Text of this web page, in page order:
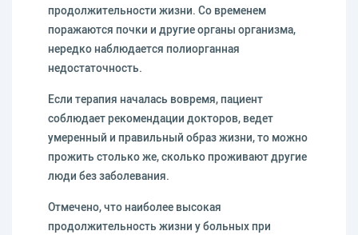
продолжительности жизни. Со временем
поражаются почки и другие органы организма,
нередко наблюдается полиорганная
недостаточность.
Если терапия началась вовремя, пациент
соблюдает рекомендации докторов, ведет
умеренный и правильный образ жизни, то можно
прожить столько же, сколько проживают другие
люди без заболевания.
Отмечено, что наиболее высокая
продолжительность жизни у больных при